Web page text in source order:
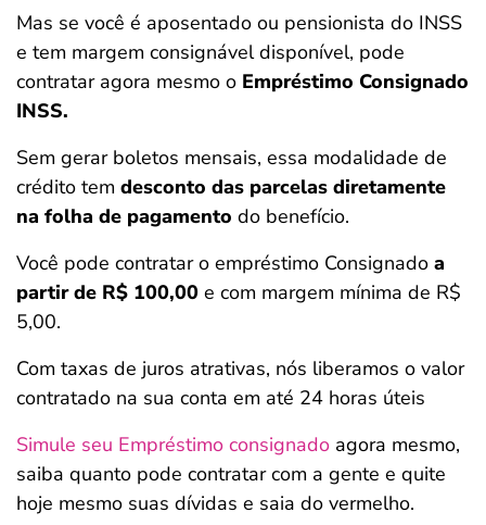
Mas se você é aposentado ou pensionista do INSS
e tem margem consignável disponível, pode
contratar agora mesmo o Empréstimo Consignado
INSS.
Sem gerar boletos mensais, essa modalidade de
crédito tem desconto das parcelas diretamente
na folha de pagamento do benefício.
Você pode contratar o empréstimo Consignado a
partir de R$ 100,00 e com margem mínima de R$
5,00.
Com taxas de juros atrativas, nós liberamos o valor
contratado na sua conta em até 24 horas úteis
Simule seu Empréstimo consignado agora mesmo,
saiba quanto pode contratar com a gente e quite
hoje mesmo suas dívidas e saia do vermelho.